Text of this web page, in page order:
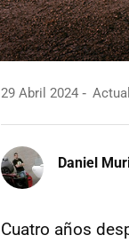
29 Abril 2024
Daniel
Cuatro años